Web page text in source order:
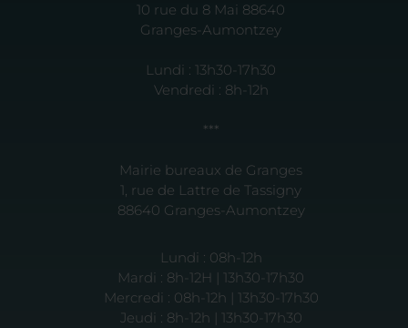
10 rue du 8 Mai 88640
Granges-Aumontzey
Lundi : 13h30-17h30
Vendredi : 8h-12h
***
Mairie bureaux de Granges
1, rue de Lattre de Tassigny
88640 Granges-Aumontzey
Lundi : 08h-12h
Mardi : 8h-12H | 13h30-17h30
Mercredi : 08h-12h | 13h30-17h30
Jeudi : 8h-12h | 13h30-17h30